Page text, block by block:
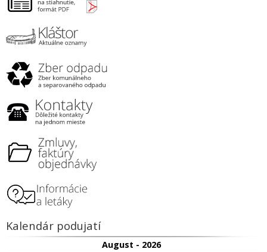
Kalendár podujatí
August - 2026